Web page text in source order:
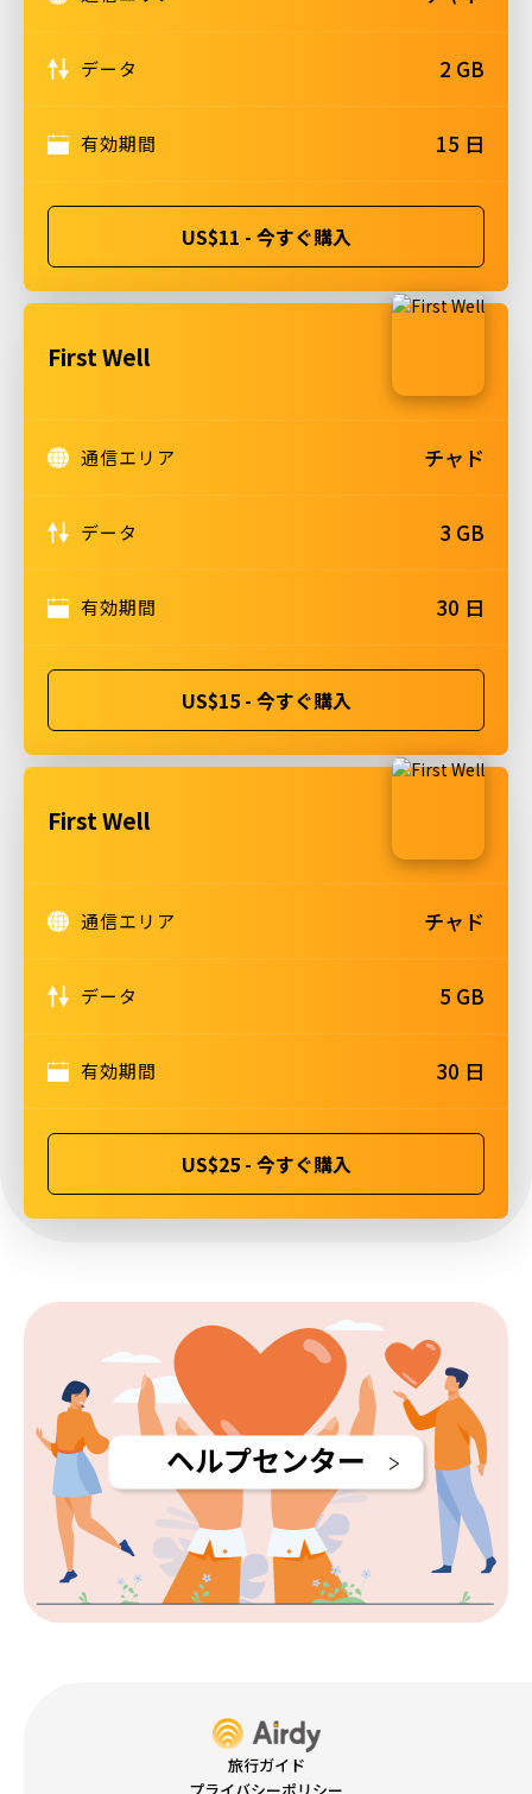
データ 2 GB
有効期間 15 日
US$11 - 今すぐ購入
First Well
通信エリア チャド
データ 3 GB
有効期間 30 日
US$15 - 今すぐ購入
First Well
通信エリア チャド
データ 5 GB
有効期間 30 日
US$25 - 今すぐ購入
ヘルプセンター
旅行ガイド
プライバシーポリシー